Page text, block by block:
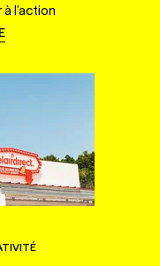
à l'action